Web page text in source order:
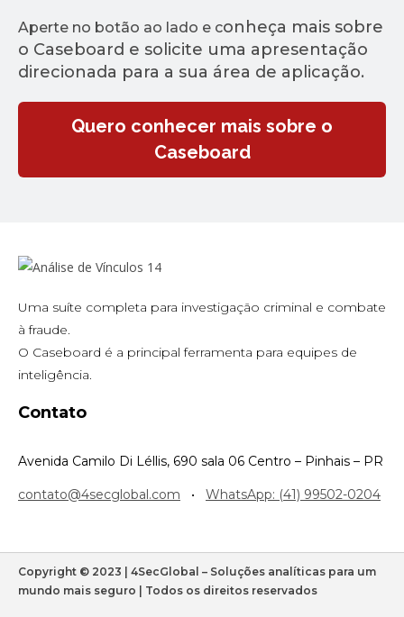
Aperte no botão ao lado e conheça mais sobre
o Caseboard e solicite uma apresentação
direcionada para a sua área de aplicação.
Quero conhecer mais sobre o
Caseboard
Uma suíte completa para investigação criminal e combate
à fraude.
O Caseboard é a principal ferramenta para equipes de
inteligência.
Contato
Avenida Camilo Di Léllis, 690 sala 06 Centro – Pinhais – PR
contato@4secglobal.com • WhatsApp: (41) 99502-0204
Copyright © 2023 | 4SecGlobal – Soluções analíticas para um
mundo mais seguro | Todos os direitos reservados